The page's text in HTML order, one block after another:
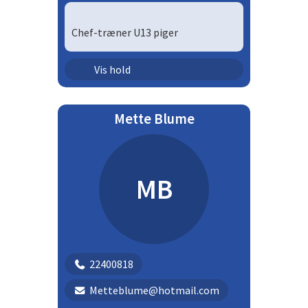
Chef-træner U13 piger
Vis hold
Ungdom - piger | U13P
Mette Blume
MB
22400818
Metteblume@hotmail.com